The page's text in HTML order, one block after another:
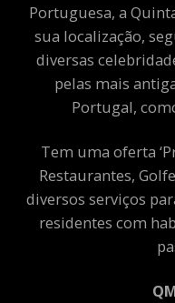
Portuguesa, a
sua localização,
diversas
pelas mais
Portugal,
Tem uma oferta
Restaurantes,
diversos serviços
residentes com